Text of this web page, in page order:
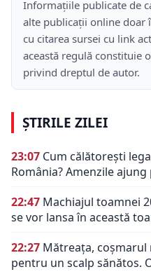
Informațiile publicate de
alte publicații online doar
cu citarea sursei cu link
această regulă constituie
privind dreptul de autor.
ȘTIRILE ZILEI
23:07 Cum călătorești
România? Amenzile ajung
22:47 Machiajul toamnei
se vor lansa în această
22:27 Mătreața, coșmarul
pentru un scalp sănătos.